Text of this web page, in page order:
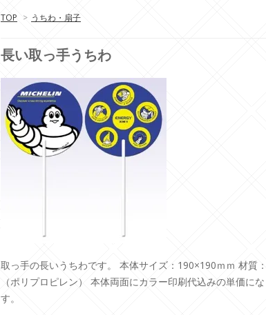
TOP > うちわ・扇子
長い取っ手うちわ
取っ手の長いうちわです。 本体サイズ：190×190ｍｍ 材質
（ポリプロピレン） 本体両面にカラー印刷代込みの単価にな
す。